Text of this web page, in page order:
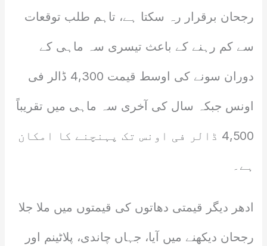
رجحان برقرار رہ سکتا ہے، تاہم طلب توقعات
سے کم رہنے کے باعث تیسری سہ ماہی کے
دوران سونے کی اوسط قیمت 4,300 ڈالر فی
اونس جبکہ سال کی آخری سہ ماہی میں تقریباً
4,500 ڈالر فی اونس تک پہنچنے کا امکان
ہے۔
ادھر دیگر قیمتی دھاتوں کی قیمتوں میں ملا جلا
رجحان دیکھنے میں آیا، جہاں چاندی، پلاٹینم اور